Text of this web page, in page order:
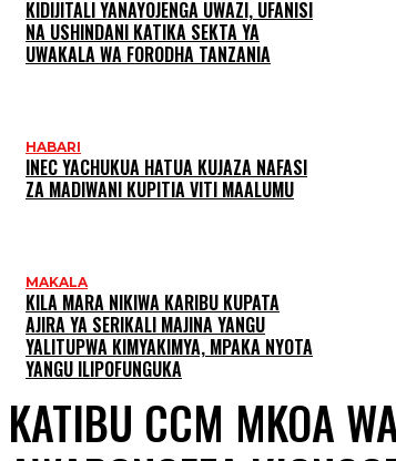
KIDIJITALI YANAYOJENGA UWAZI, UFANISI
NA USHINDANI KATIKA SEKTA YA
UWAKALA WA FORODHA TANZANIA
HABARI
INEC YACHUKUA HATUA KUJAZA NAFASI
ZA MADIWANI KUPITIA VITI MAALUMU
MAKALA
KILA MARA NIKIWA KARIBU KUPATA
AJIRA YA SERIKALI MAJINA YANGU
YALITUPWA KIMYAKIMYA, MPAKA NYOTA
YANGU ILIPOFUNGUKA
KATIBU CCM MKOA